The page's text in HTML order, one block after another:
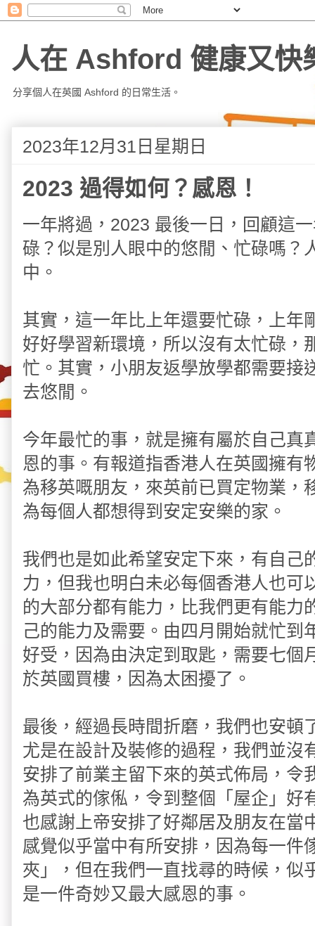
人在 Ashford 健康又快
分享個人在英國 Ashford 的日常生活。
2023年12月31日星期日
2023 過得如何？感恩！
一年將過，2023 最後一日，回顧這
碌？似是別人眼中的悠閒、忙碌嗎？
中。
其實，這一年比上年還要忙碌，上年
好好學習新環境，所以沒有太忙碌，
忙。其實，小朋友返學放學都需要接
去悠閒。
今年最忙的事，就是擁有屬於自己真
恩的事。有報道指香港人在英國擁有
為移英嘅朋友，來英前已買定物業，
為每個人都想得到安定安樂的家。
我們也是如此希望安定下來，有自己
力，但我也明白未必每個香港人也可
的大部分都有能力，比我們更有能力
己的能力及需要。由四月開始就忙到
好受，因為由決定到取匙，需要七個
於英國買樓，因為太困擾了。
最後，經過長時間折磨，我們也安頓
尤是在設計及裝修的過程，我們並沒
安排了前業主留下來的英式佈局，令
為英式的傢俬，令到整個「屋企」好
也感謝上帝安排了好鄰居及朋友在當
感覺似乎當中有所安排，因為每一件
夾」，但在我們一直找尋的時候，似
是一件奇妙又最大感恩的事。